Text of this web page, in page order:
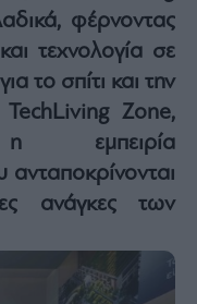
φέρνοντας
τεχνολογία σε
το σπίτι και την
Zone,
η εμπειρία
ανταποκρίνονται
ανάγκες των